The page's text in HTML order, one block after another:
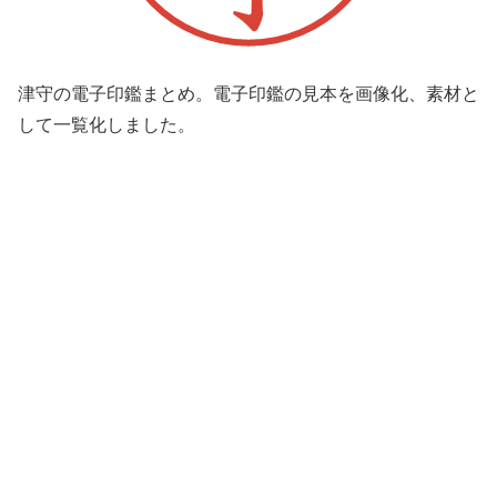
津守の電子印鑑まとめ。電子印鑑の見本を画像化、素材と
して一覧化しました。